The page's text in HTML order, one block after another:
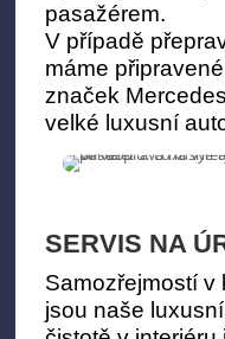
pasažérem.
V případě
máme
značek
velké luxusní
SERVIS NA
Samozřejmostí v
jsou naše